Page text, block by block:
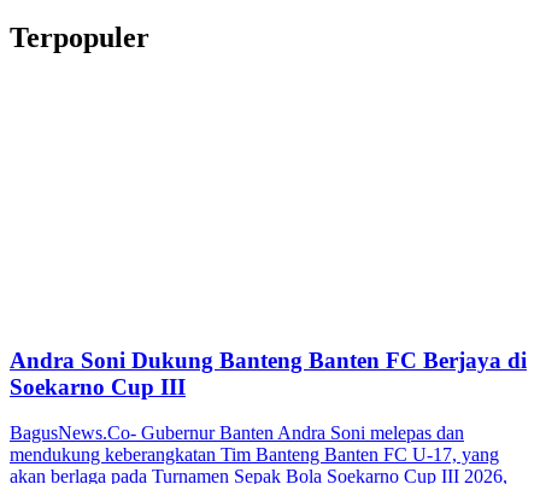
Terpopuler
Andra Soni Dukung Banteng Banten FC Berjaya di
Soekarno Cup III
BagusNews.Co- Gubernur Banten Andra Soni melepas dan
mendukung keberangkatan Tim Banteng Banten FC U-17, yang
akan berlaga pada Turnamen Sepak Bola Soekarno Cup III 2026,